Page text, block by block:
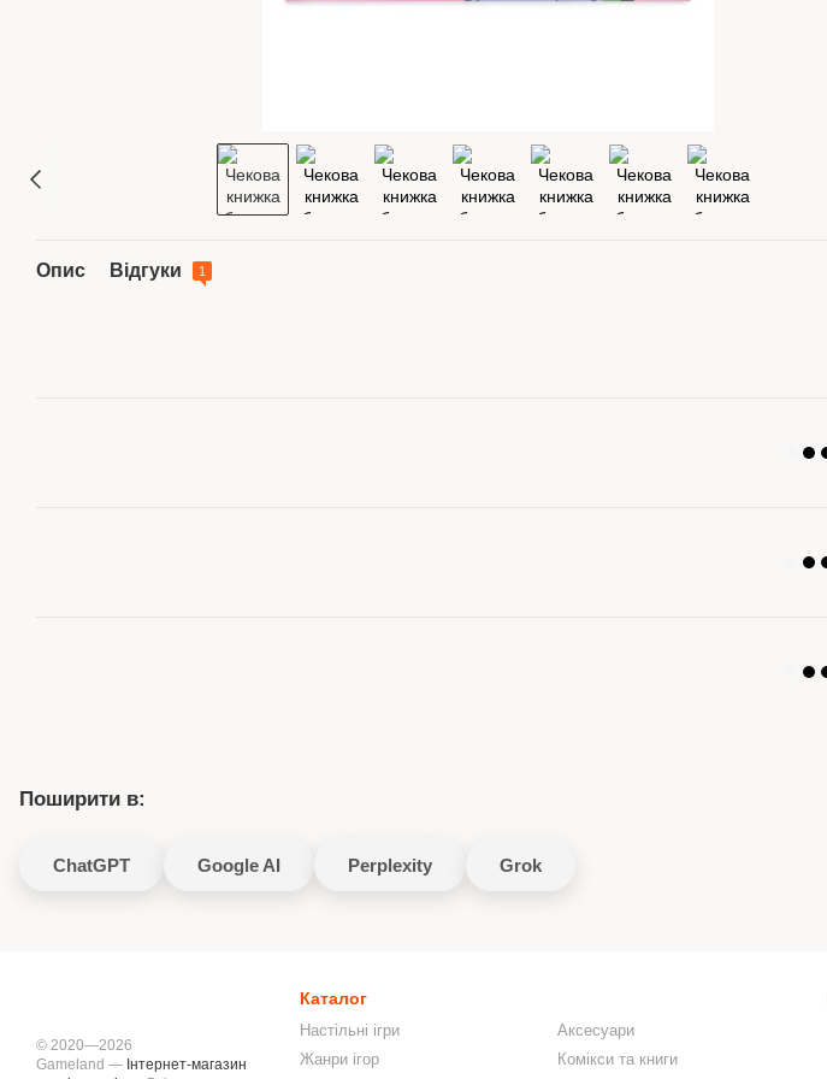
Опис Відгуки 1
Поширити в:
ChatGPT Google AI Perplexity Grok
© 2020—2026
Gameland — Інтернет-магазин
Каталог
Настільні ігри
Жанри ігор
Аксесуари
Комікси та книги